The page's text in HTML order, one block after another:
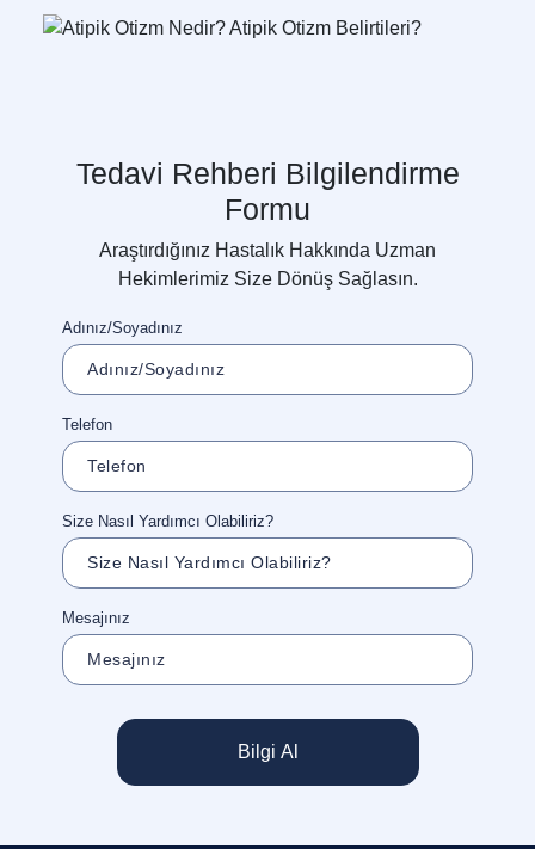
Tedavi Rehberi Bilgilendirme
Formu
Araştırdığınız Hastalık Hakkında Uzman
Hekimlerimiz Size Dönüş Sağlasın.
Adınız/Soyadınız
Telefon
Size Nasıl Yardımcı Olabiliriz?
Mesajınız
Bilgi Al